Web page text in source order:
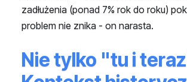
zadłużenia (ponad 7% rok do roku)
problem nie znika - on narasta.
Nie tylko "tu i